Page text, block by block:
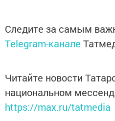
Следите за самым
Telegram-канале
Читайте новости
национальном
https://max.ru/tatmedia